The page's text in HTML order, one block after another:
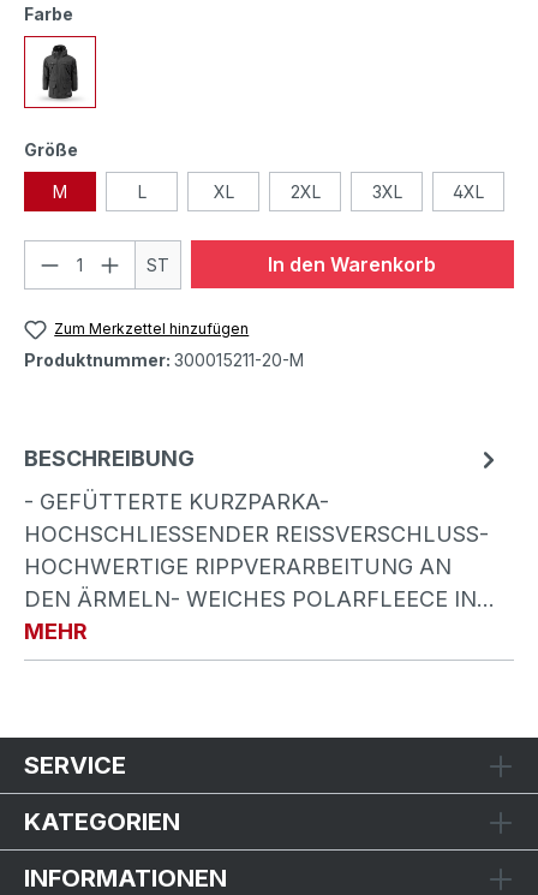
Farbe
Größe
M L XL 2XL 3XL 4XL
ST In den Warenkorb
Zum Merkzettel hinzufügen
Produktnummer: 300015211-20-M
BESCHREIBUNG
- GEFÜTTERTE KURZPARKA-
HOCHSCHLIESSENDER REISSVERSCHLUSS- HO
CHWERTIGE RIPPVERARBEITUNG AN DE
N ÄRMELN- WEICHES POLARFLEECE IN…
MEHR
SERVICE
KATEGORIEN
INFORMATIONEN